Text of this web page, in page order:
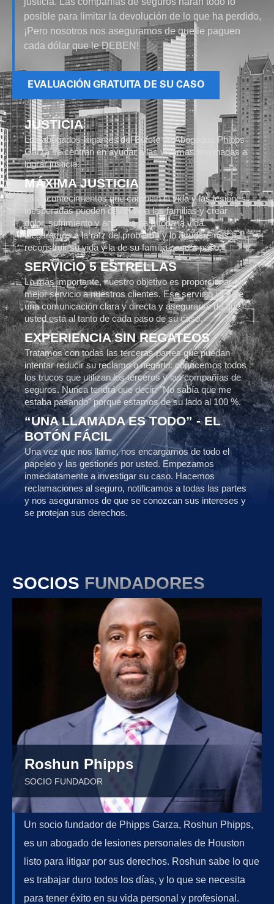
posible para limitar la devolución de lo que ha perdido,
¡Pero nosotros nos aseguramos de que le paguen
cada dólar que le DEBEN!
EVALUACIÓN GRATUITA DE SU CASO
JUSTICIA
Los abogados litigantes del Bufete de Abogados Phipps
Garza se centran en ayudar a las víctimas lesionadas a
lograr justicia.
MÁXIMA JUSTICIA
Los acontecimientos que cambian la vida y las lesiones
inesperadas pueden devastar a las familias y crear
dolor, sufrimiento y angustia para toda la vida.
Llegaremos a la raíz del problema y lo ayudaremos a
reconstruir su vida y la de su familia paso a paso.
SERVICIO 5 ESTRELLAS
Lo más importante, nuestro objetivo es proporcionar el
mejor servicio a nuestros clientes. Ese servicio incluye
una comunicación clara y directa y asegurarse de que
usted está al tanto de cada paso de su caso.
EXPERIENCIA SIN REGATEOS
Tratamos con todas las terceras partes que puedan
intentar reducir su reclamo o negarlo: conocemos todos
los trucos que utilizan los terceros y las compañías de
seguros. Nunca tendrá que decir: "No sabía que me
estaba pasando" porque estamos de su lado al 100 %.
“UNA LLAMADA ES TODO” - EL
BOTÓN FÁCIL
Una vez que nos llame, nos encargamos de todo el
papeleo y las gestiones por usted. Empezamos
inmediatamente a investigar su caso. Hacemos
reclamaciones al seguro, notificamos a todas las partes
y nos aseguramos de que se conozcan sus intereses y
se protejan sus derechos.
SOCIOS FUNDADORES
Roshun Phipps
SOCIO FUNDADOR
Un socio fundador de Phipps Garza, Roshun Phipps,
es un abogado de lesiones personales de Houston
listo para litigar por sus derechos. Roshun sabe lo que
es trabajar duro todos los días, y lo que se necesita
para tener éxito en su vida personal y profesional.